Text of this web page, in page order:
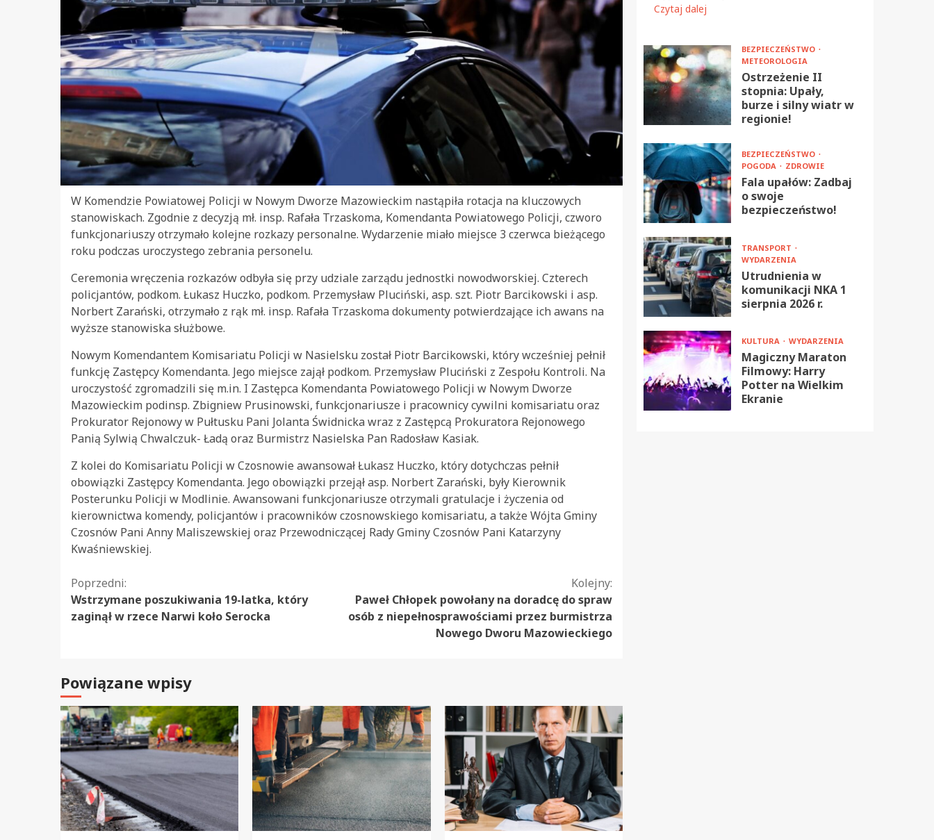
W Komendzie Powiatowej Policji w Nowym Dworze Mazowieckim nastąpiła rotacja na kluczowych
stanowiskach. Zgodnie z decyzją mł. insp. Rafała Trzaskoma, Komendanta Powiatowego Policji, czworo
funkcjonariuszy otrzymało kolejne rozkazy personalne. Wydarzenie miało miejsce 3 czerwca bieżącego
roku podczas uroczystego zebrania personelu.
Ceremonia wręczenia rozkazów odbyła się przy udziale zarządu jednostki nowodworskiej. Czterech
policjantów, podkom. Łukasz Huczko, podkom. Przemysław Pluciński, asp. szt. Piotr Barcikowski i asp.
Norbert Zarański, otrzymało z rąk mł. insp. Rafała Trzaskoma dokumenty potwierdzające ich awans na
wyższe stanowiska służbowe.
Nowym Komendantem Komisariatu Policji w Nasielsku został Piotr Barcikowski, który wcześniej pełnił
funkcję Zastępcy Komendanta. Jego miejsce zajął podkom. Przemysław Pluciński z Zespołu Kontroli. Na
uroczystość zgromadzili się m.in. I Zastępca Komendanta Powiatowego Policji w Nowym Dworze
Mazowieckim podinsp. Zbigniew Prusinowski, funkcjonariusze i pracownicy cywilni komisariatu oraz
Prokurator Rejonowy w Pułtusku Pani Jolanta Świdnicka wraz z Zastępcą Prokuratora Rejonowego
Panią Sylwią Chwalczuk- Ładą oraz Burmistrz Nasielska Pan Radosław Kasiak.
Z kolei do Komisariatu Policji w Czosnowie awansował Łukasz Huczko, który dotychczas pełnił
obowiązki Zastępcy Komendanta. Jego obowiązki przejął asp. Norbert Zarański, były Kierownik
Posterunku Policji w Modlinie. Awansowani funkcjonariusze otrzymali gratulacje i życzenia od
kierownictwa komendy, policjantów i pracowników czosnowskiego komisariatu, a także Wójta Gminy
Czosnów Pani Anny Maliszewskiej oraz Przewodniczącej Rady Gminy Czosnów Pani Katarzyny
Kwaśniewskiej.
Kontynuuj
czytanie
Poprzedni:
Wstrzymane poszukiwania 19-latka, który
zaginął w rzece Narwi koło Serocka
Kolejny:
Paweł Chłopek powołany na doradcę do spraw
osób z niepełnosprawościami przez burmistrza
Nowego Dworu Mazowieckiego
Powiązane wpisy
Czytaj dalej
BEZPIECZEŃSTWO
METEOROLOGIA
Ostrzeżenie II
stopnia: Upały,
burze i silny wiatr w
regionie!
BEZPIECZEŃSTWO
POGODA
ZDROWIE
Fala upałów: Zadbaj
o swoje
bezpieczeństwo!
TRANSPORT
WYDARZENIA
Utrudnienia w
komunikacji NKA 1
sierpnia 2026 r.
KULTURA WYDARZENIA
Magiczny Maraton
Filmowy: Harry
Potter na Wielkim
Ekranie